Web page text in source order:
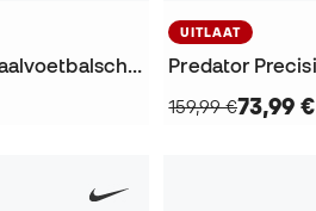
Tiempo React Gato LE Zaalvoetbalschoenen
UITLAAT
159,99 €73,99 €